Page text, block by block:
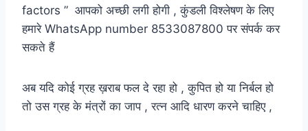
factors ” आपको अच्छी लगी होगी , कुंडली विश्लेषण के लिए
हमारे WhatsApp number 8533087800 पर संपर्क कर
सकते हैं
अब यदि कोई ग्रह ख़राब फल दे रहा हो , कुपित हो या निर्बल हो
तो उस ग्रह के मंत्रों का जाप , रत्न आदि धारण करने चाहिए ,